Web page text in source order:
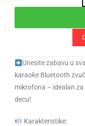
Unesite zabavu u
karaoke Bluetooth
mikrofona – idealan
decu!
Karakteristike: